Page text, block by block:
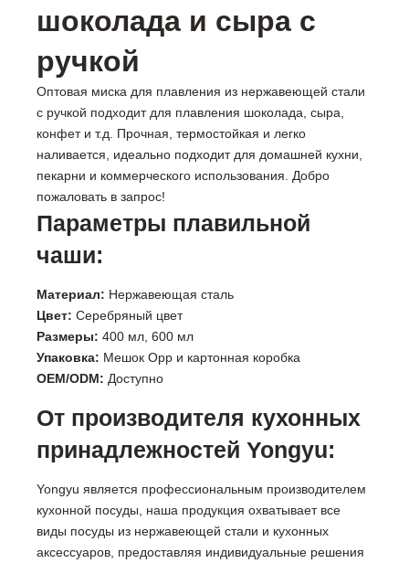
шоколада и сыра с
ручкой
Оптовая миска для плавления из нержавеющей стали
с ручкой подходит для плавления шоколада, сыра,
конфет и т.д. Прочная, термостойкая и легко
наливается, идеально подходит для домашней кухни,
пекарни и коммерческого использования. Добро
пожаловать в запрос!
Параметры плавильной
чаши:
Материал: Нержавеющая сталь
Цвет: Серебряный цвет
Размеры: 400 мл, 600 мл
Упаковка: Мешок Opp и картонная коробка
OEM/ODM: Доступно
От производителя кухонных
принадлежностей Yongyu:
Yongyu является профессиональным производителем
кухонной посуды, наша продукция охватывает все
виды посуды из нержавеющей стали и кухонных
аксессуаров, предоставляя индивидуальные решения